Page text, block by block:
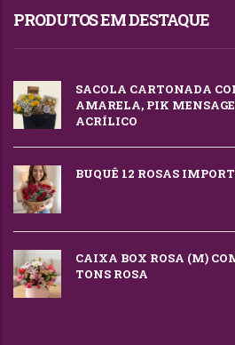
PRODUTOS EM DESTAQUE
SACOLA CARTONADA
AMARELA, PIK
ACRÍLICO
BUQUÊ 12 ROSAS
CAIXA BOX ROSA (M)
TONS ROSA